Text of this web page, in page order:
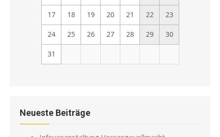
17 18 19 20 21 22 23
24 25 26 27 28 29 30
31
Neueste Beiträge